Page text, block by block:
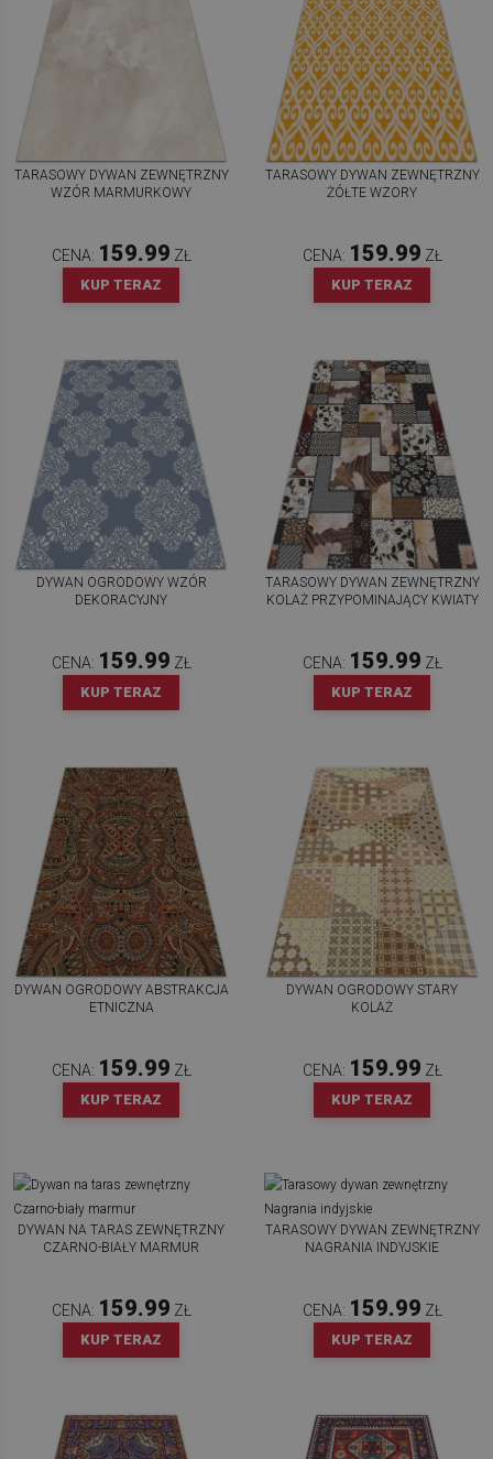
TARASOWY DYWAN ZEWNĘTRZNY
WZÓR MARMURKOWY
CENA: 159.99 ZŁ
KUP TERAZ
TARASOWY DYWAN ZEWNĘTRZNY
ŻÓŁTE WZORY
CENA: 159.99 ZŁ
KUP TERAZ
DYWAN OGRODOWY WZÓR
DEKORACYJNY
CENA: 159.99 ZŁ
KUP TERAZ
TARASOWY DYWAN ZEWNĘTRZNY
KOLAŻ PRZYPOMINAJĄCY KWIATY
CENA: 159.99 ZŁ
KUP TERAZ
DYWAN OGRODOWY ABSTRAKCJA
ETNICZNA
CENA: 159.99 ZŁ
KUP TERAZ
DYWAN OGRODOWY STARY
KOLAŻ
CENA: 159.99 ZŁ
KUP TERAZ
DYWAN NA TARAS ZEWNĘTRZNY
CZARNO-BIAŁY MARMUR
CENA: 159.99 ZŁ
KUP TERAZ
TARASOWY DYWAN ZEWNĘTRZNY
NAGRANIA INDYJSKIE
CENA: 159.99 ZŁ
KUP TERAZ